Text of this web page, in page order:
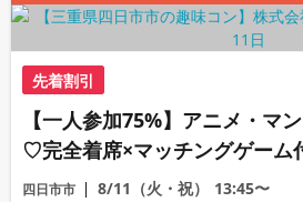
先着割引
【一人参加75%】アニメ・マ
♡完全着席×マッチングゲーム
コン
四日市市 8/11（火・祝） 13:45〜